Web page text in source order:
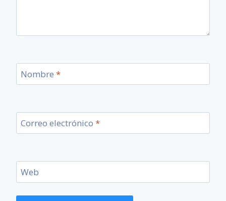
Nombre *
Correo electrónico *
Web